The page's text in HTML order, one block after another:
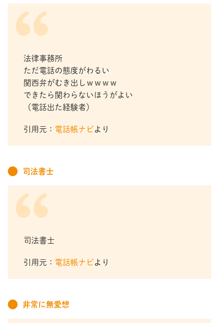
法律事務所
ただ電話の態度がわるい
関西弁がむき出しｗｗｗｗ
できたら関わらないほうがよい
（電話出た経験者）
引用元： 電話帳ナビより
司法書士
司法書士
引用元： 電話帳ナビより
非常に無愛想